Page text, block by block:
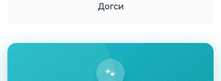
Догси
🐾